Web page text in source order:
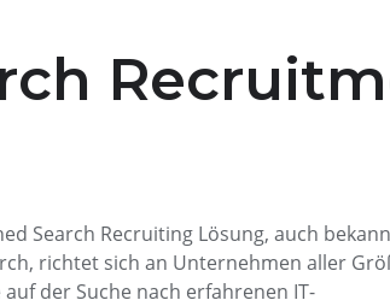
Search Recruiting Lösung, auch
richtet sich an Unternehmen aller
der Suche nach erfahrenen IT-